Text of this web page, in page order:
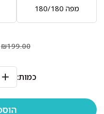
מפה 180/180
₪199.00
כמות: